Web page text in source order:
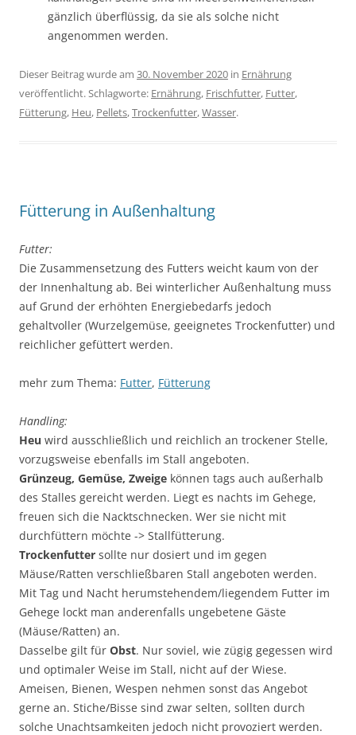
gänzlich überflüssig, da sie als solche nicht
angenommen werden.
Dieser Beitrag wurde am 30. November 2020 in Ernährung
veröffentlicht. Schlagworte: Ernährung, Frischfutter, Futter,
Fütterung, Heu, Pellets,Trockenfutter,Wasser.
Fütterung in Außenhaltung
Futter:
Die Zusammensetzung des Futters weicht kaum von der
der Innenhaltung ab. Bei winterlicher Außenhaltung muss
auf Grund der erhöhten Energiebedarfs jedoch
gehaltvoller (Wurzelgemüse, geeignetes Trockenfutter) und
reichlicher gefüttert werden.
mehr zum Thema: Futter, Fütterung
Handling:
Heu wird ausschließlich und reichlich an trockener Stelle,
vorzugsweise ebenfalls im Stall angeboten.
Grünzeug, Gemüse, Zweige können tags auch außerhalb
des Stalles gereicht werden. Liegt es nachts im Gehege,
freuen sich die Nacktschnecken. Wer sie nicht mit
durchfüttern möchte -> Stallfütterung.
Trockenfutter sollte nur dosiert und im gegen
Mäuse/Ratten verschließbaren Stall angeboten werden.
Mit Tag und Nacht herumstehendem/liegendem Futter im
Gehege lockt man anderenfalls ungebetene Gäste
(Mäuse/Ratten) an.
Dasselbe gilt für Obst. Nur soviel, wie zügig gegessen wird
und optimaler Weise im Stall, nicht auf der Wiese.
Ameisen, Bienen, Wespen nehmen sonst das Angebot
gerne an. Stiche/Bisse sind zwar selten, sollten durch
solche Unachtsamkeiten jedoch nicht provoziert werden.